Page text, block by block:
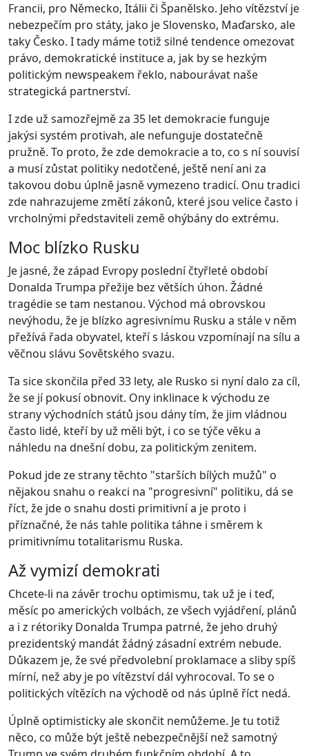
Francii, pro Německo, Itálii či Španělsko. Jeho vítězství je
nebezpečím pro státy, jako je Slovensko, Maďarsko, ale
taky Česko. I tady máme totiž silné tendence omezovat
právo, demokratické instituce a, jak by se hezkým
politickým newspeakem řeklo, nabourávat naše
strategická partnerství.
I zde už samozřejmě za 35 let demokracie funguje
jakýsi systém protivah, ale nefunguje dostatečně
pružně. To proto, že zde demokracie a to, co s ní souvisí
a musí zůstat politiky nedotčené, ještě není ani za
takovou dobu úplně jasně vymezeno tradicí. Onu tradici
zde nahrazujeme změtí zákonů, které jsou velice často i
vrcholnými představiteli země ohýbány do extrému.
Moc blízko Rusku
Je jasné, že západ Evropy poslední čtyřleté období
Donalda Trumpa přežije bez větších úhon. Žádné
tragédie se tam nestanou. Východ má obrovskou
nevýhodu, že je blízko agresivnímu Rusku a stále v něm
přežívá řada obyvatel, kteří s láskou vzpomínají na sílu a
věčnou slávu Sovětského svazu.
Ta sice skončila před 33 lety, ale Rusko si nyní dalo za cíl,
že se jí pokusí obnovit. Ony inklinace k východu ze
strany východních států jsou dány tím, že jim vládnou
často lidé, kteří by už měli být, i co se týče věku a
náhledu na dnešní dobu, za politickým zenitem.
Pokud jde ze strany těchto "starších bílých mužů" o
nějakou snahu o reakci na "progresivní" politiku, dá se
říct, že jde o snahu dosti primitivní a je proto i
příznačné, že nás tahle politika táhne i směrem k
primitivnímu totalitarismu Ruska.
Až vymizí demokrati
Chcete-li na závěr trochu optimismu, tak už je i teď,
měsíc po amerických volbách, ze všech vyjádření, plánů
a i z rétoriky Donalda Trumpa patrné, že jeho druhý
prezidentský mandát žádný zásadní extrém nebude.
Důkazem je, že své předvolební proklamace a sliby spíš
mírní, než aby je po vítězství dál vyhrocoval. To se o
politických vítězích na východě od nás úplně říct nedá.
Úplně optimisticky ale skončit nemůžeme. Je tu totiž
něco, co může být ještě nebezpečnější než samotný